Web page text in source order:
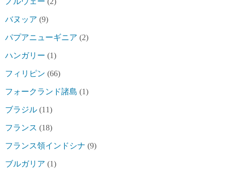
バヌッア (9)
パプアニューギニア (2)
ハンガリー (1)
フィリピン (66)
フォークランド諸島 (1)
ブラジル (11)
フランス (18)
フランス領インドシナ (9)
ブルガリア (1)